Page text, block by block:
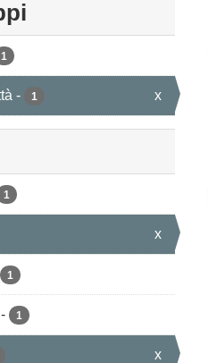
1
- 1 x
1
x
1
- 1
x